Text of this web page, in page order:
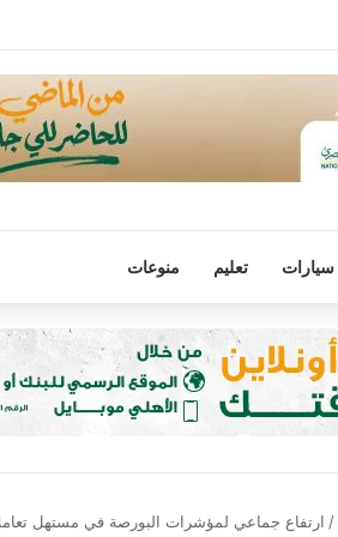
سيارات تعليم منوعات
/ ارتفاع جماعي لمؤشرات البورصة في مستهل